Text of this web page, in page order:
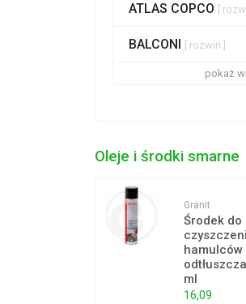
ATLAS COPCO [
BALCONI [ rozwiń ]
pokaż
Oleje i środki smarne
Granit
Środek do
hamulców
ml
16,09